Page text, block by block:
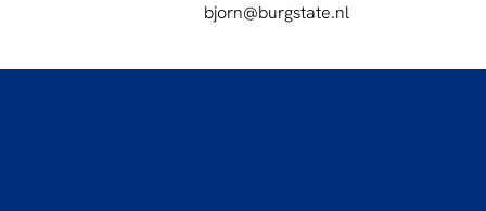
bjorn@burgstate.nl